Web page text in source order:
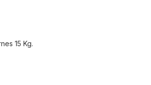
15 Kg.